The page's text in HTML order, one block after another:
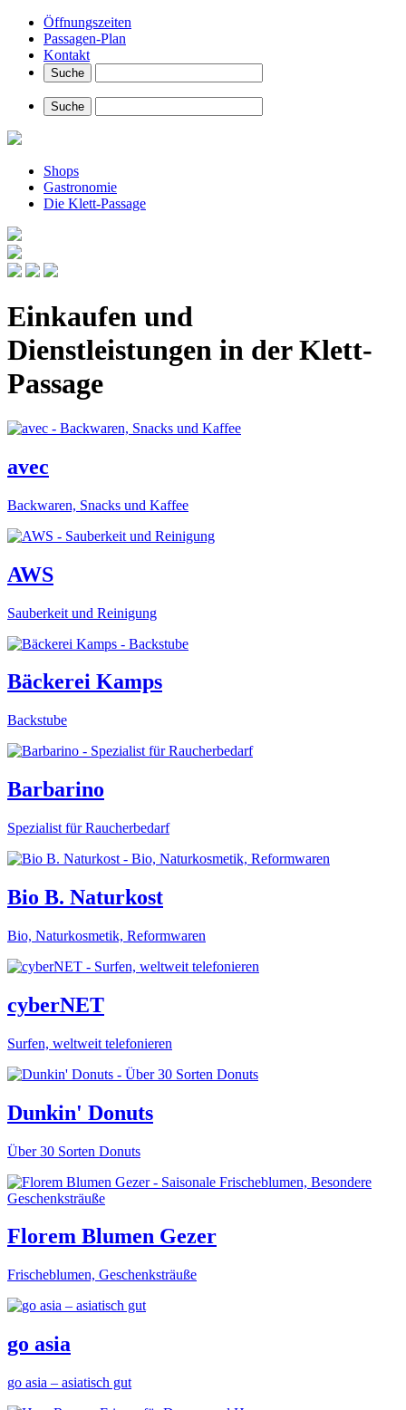
Öffnungszeiten
Passagen-Plan
Kontakt
Shops
Gastronomie
Die Klett-Passage
Einkaufen und
Dienstleistungen in der Klett-
Passage
avec
Backwaren, Snacks und Kaffee
AWS
Sauberkeit und Reinigung
Bäckerei Kamps
Backstube
Barbarino
Spezialist für Raucherbedarf
Bio B. Naturkost
Bio, Naturkosmetik, Reformwaren
cyberNET
Surfen, weltweit telefonieren
Dunkin' Donuts
Über 30 Sorten Donuts
Florem Blumen Gezer
Frischeblumen, Geschenksträuße
go asia
go asia – asiatisch gut